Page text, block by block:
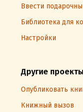
Ввести
Библиотека для
Настройки
Другие проекты
Опубликовать
Книжный вызов